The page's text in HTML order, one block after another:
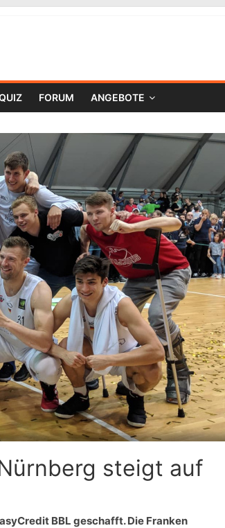
FORUM ANGEBOTE
steigt auf
BBL geschafft. Die Franken